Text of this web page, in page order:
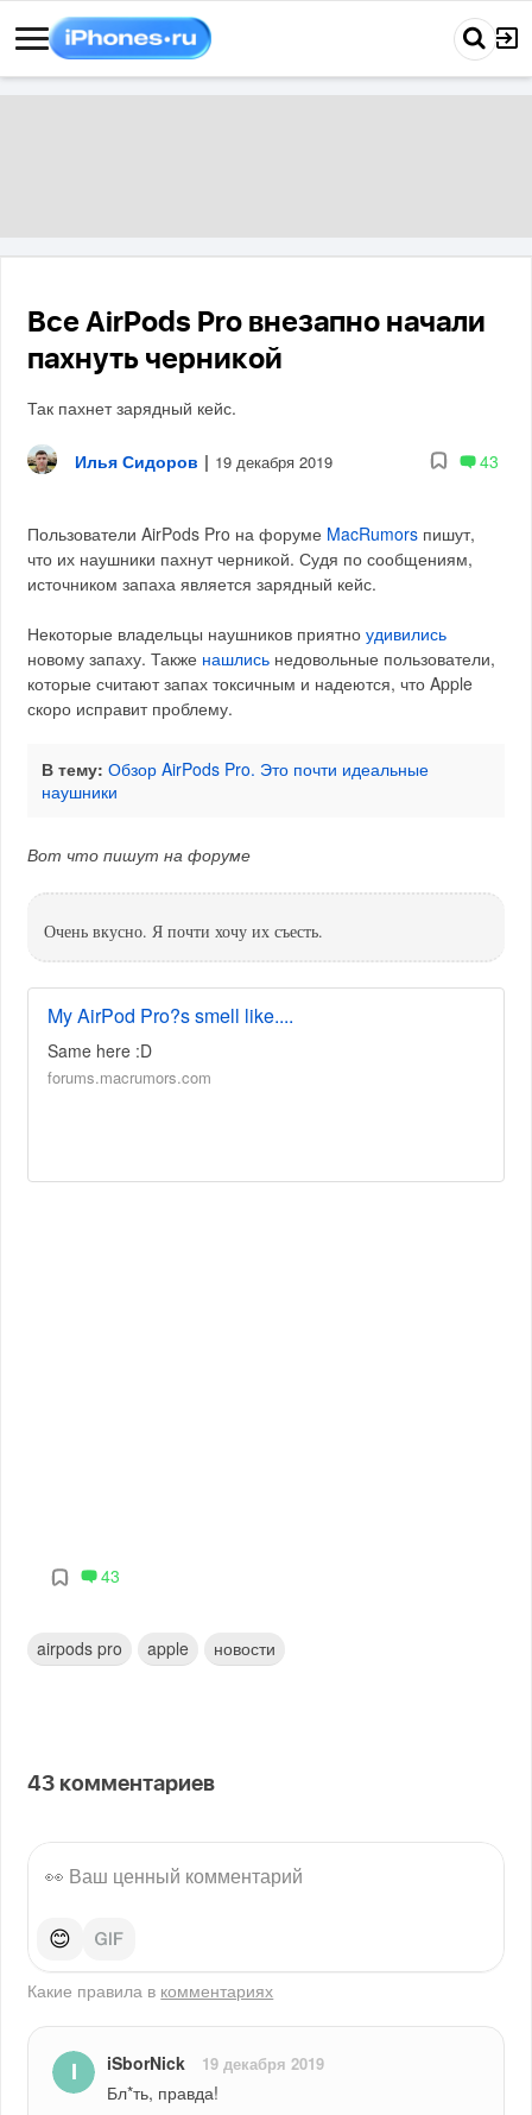
Все AirPods Pro внезапно начали
пахнуть черникой
Так пахнет зарядный кейс.
Илья Сидоров | 19 декабря 2019 43
Пользователи AirPods Pro на форуме MacRumors пишут,
что их наушники пахнут черникой. Судя по сообщениям,
источником запаха является зарядный кейс.
Некоторые владельцы наушников приятноудивились
новому запаху. Также нашлись недовольные пользователи,
которые считают запах токсичным и надеются, что Apple
скоро исправит проблему.
В тему: Обзор AirPods Pro. Это почти идеальные
наушники
Вот что пишут на форуме
Очень вкусно. Я почти хочу их съесть.
My AirPod Pro?s smell like....
Same here :D
forums.macrumors.com
43
airpods pro apple новости
43 комментариев
😊
Какие правила в комментариях
iSborNick 19 декабря 2019
Бл*ть, правда!